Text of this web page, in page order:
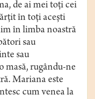
de ai mei toţi cei
în toţi aceşti
în limba noastră
sau
sau
masă, rugându-ne
Mariana este
cum venea la